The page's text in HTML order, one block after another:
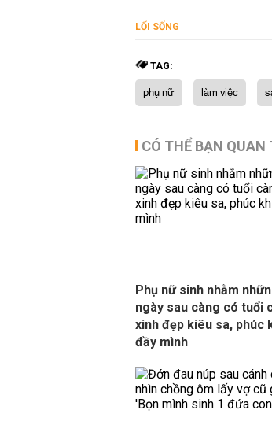
LỐI SỐNG
TAG:
phụ nữ làm việc
CÓ THỂ BẠN QUAN
Phụ nữ sinh nhằm
ngày sau càng có tuổi
xinh đẹp kiêu sa, phúc
đầy mình